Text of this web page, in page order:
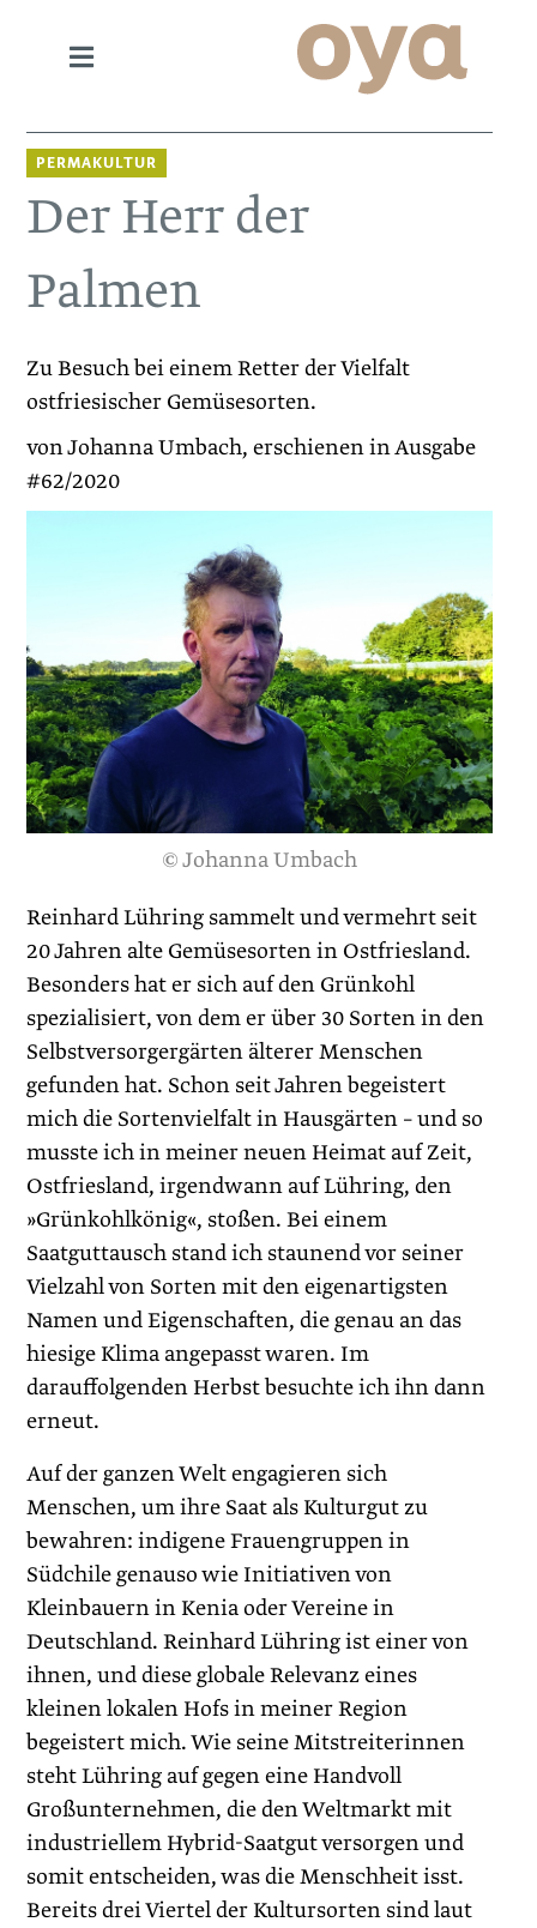
PERMAKULTUR
Der Herr der
Palmen
Zu Besuch bei einem Retter der Vielfalt
ostfriesischer Gemüsesorten.
von Johanna Umbach, erschienen in Ausgabe
#62/2020
© Johanna Umbach
Reinhard Lühring sammelt und vermehrt seit
20 Jahren alte Gemüsesorten in Ostfriesland.
Besonders hat er sich auf den Grünkohl
spezialisiert, von dem er über 30 Sorten in den
Selbstversorgergärten älterer Menschen
gefunden hat. Schon seit Jahren begeistert
mich die Sortenvielfalt in Hausgärten – und so
musste ich in meiner neuen Heimat auf Zeit,
Ostfriesland, irgendwann auf Lühring, den
»Grünkohlkönig«, stoßen. Bei einem
Saatguttausch stand ich staunend vor seiner
Vielzahl von Sorten mit den eigenartigsten
Namen und Eigenschaften, die genau an das
hiesige Klima angepasst waren. Im
darauffolgenden Herbst besuchte ich ihn dann
erneut.
Auf der ganzen Welt engagieren sich
Menschen, um ihre Saat als Kulturgut zu
bewahren: indigene Frauengruppen in
Südchile genauso wie Initiativen von
Kleinbauern in Kenia oder Vereine in
Deutschland. Reinhard Lühring ist einer von
ihnen, und diese globale Relevanz eines
kleinen lokalen Hofs in meiner Region
begeistert mich. Wie seine Mitstreiterinnen
steht Lühring auf gegen eine Handvoll
Großunternehmen, die den Weltmarkt mit
industriellem Hybrid-Saatgut versorgen und
somit entscheiden, was die Menschheit isst.
Bereits drei Viertel der Kultursorten sind laut